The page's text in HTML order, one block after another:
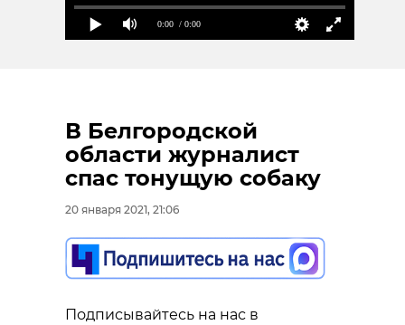
0:00 / 0:00
В Белгородской
области журналист
спас тонущую собаку
20 января 2021, 21:06
Подписывайтесь на нас в